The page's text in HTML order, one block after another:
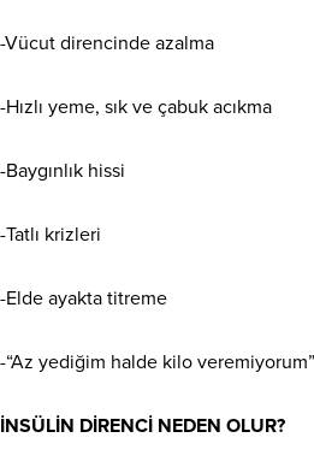
-Vücut direncinde azalma
-Hızlı yeme, sık ve çabuk acıkma
-Baygınlık hissi
-Tatlı krizleri
-Elde ayakta titreme
-“Az yediğim halde kilo
İNSÜLİN DİRENCİ NEDEN OLUR?